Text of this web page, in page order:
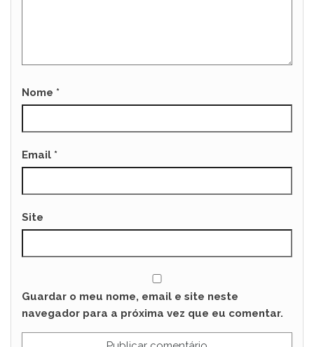
Nome *
Email *
Site
Guardar o meu nome, email e site neste
navegador para a próxima vez que eu comentar.